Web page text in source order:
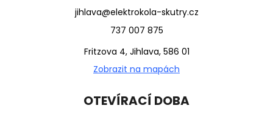
jihlava@elektrokola-skutry.cz
737 007 875
Fritzova 4, Jihlava, 586 01
Zobrazit na mapách
OTEVÍRACÍ DOBA